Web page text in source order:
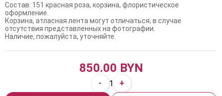
Состав: 151 красная роза, корзина, флористическое
оформление.
Корзина, атласная лента могут отличаться, в случае
отсутствия представленных на фотографии.
Наличие, пожалуйста, уточняйте.
850.00 BYN
- 1 +